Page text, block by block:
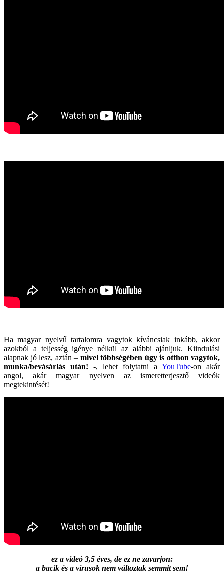
Ha magyar nyelvű tartalomra vagytok kíváncsiak inkább, akkor
azokból a teljesség igénye nélkül az alábbi ajánljuk. Kiindulási
alapnak jó lesz, aztán – mivel többségében úgy is otthon vagytok,
munka/bevásárlás után! -, lehet folytatni a YouTube-on akár
angol, akár magyar nyelven az ismeretterjesztő videók
megtekintését!
ez a videó 3,5 éves, de ez ne zavarjon:
a bacik és a vírusok nem változtak semmit sem!